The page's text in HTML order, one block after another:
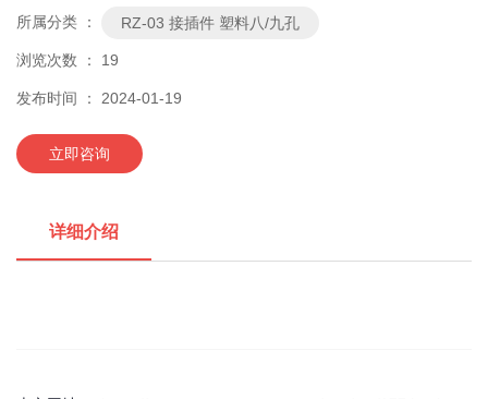
所属分类 ： RZ-03 接插件 塑料八/九孔
浏览次数 ： 19
发布时间 ： 2024-01-19
立即咨询
详细介绍